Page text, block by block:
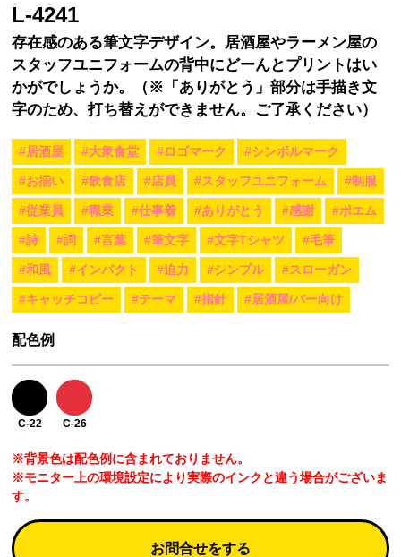
L-4241
存在感のある筆文字デザイン。居酒屋やラーメン屋の
スタッフユニフォームの背中にどーんとプリントはい
かがでしょうか。（※「ありがとう」部分は手描き文
字のため、打ち替えができません。ご了承ください）
#居酒屋 #大衆食堂 #ロゴマーク #シンボルマーク
#お揃い #飲食店 #店員 #スタッフユニフォーム #制服
#従業員 #職業 #仕事着 #ありがとう #感謝 #ポエム
#詩 #詞 #言葉 #筆文字 #文字Tシャツ #毛筆
#和風 #インパクト #迫力 #シンプル #スローガン
#キャッチコピー #テーマ #指針 #居酒屋/バー向け
配色例
C-22 C-26
※背景色は配色例に含まれておりません。
※モニター上の環境設定により実際のインクと違う場合がございま
す。
お問合せをする